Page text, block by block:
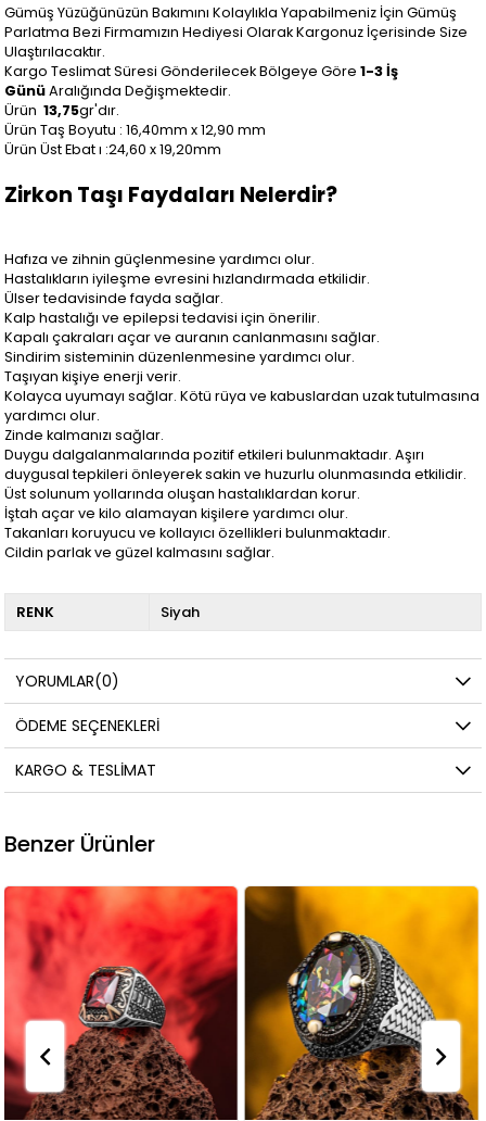
Gümüş Yüzüğünüzün Bakımını Kolaylıkla Yapabilmeniz İçin Gümüş
Parlatma Bezi Firmamızın Hediyesi Olarak Kargonuz İçerisinde Size
Ulaştırılacaktır.
Kargo Teslimat Süresi Gönderilecek Bölgeye Göre 1-3 İş
Günü Aralığında Değişmektedir.
Ürün 13,75gr'dır.
Ürün Taş Boyutu : 16,40mm x 12,90 mm
Ürün Üst Ebat ı :24,60 x 19,20mm
Zirkon Taşı Faydaları Nelerdir?
Hafıza ve zihnin güçlenmesine yardımcı olur.
Hastalıkların iyileşme evresini hızlandırmada etkilidir.
Ülser tedavisinde fayda sağlar.
Kalp hastalığı ve epilepsi tedavisi için önerilir.
Kapalı çakraları açar ve auranın canlanmasını sağlar.
Sindirim sisteminin düzenlenmesine yardımcı olur.
Taşıyan kişiye enerji verir.
Kolayca uyumayı sağlar. Kötü rüya ve kabuslardan uzak tutulmasına
yardımcı olur.
Zinde kalmanızı sağlar.
Duygu dalgalanmalarında pozitif etkileri bulunmaktadır. Aşırı
duygusal tepkileri önleyerek sakin ve huzurlu olunmasında etkilidir.
Üst solunum yollarında oluşan hastalıklardan korur.
İştah açar ve kilo alamayan kişilere yardımcı olur.
Takanları koruyucu ve kollayıcı özellikleri bulunmaktadır.
Cildin parlak ve güzel kalmasını sağlar.
RENK Siyah
YORUMLAR(0)
ÖDEME SEÇENEKLERI
KARGO & TESLIMAT
Benzer Ürünler